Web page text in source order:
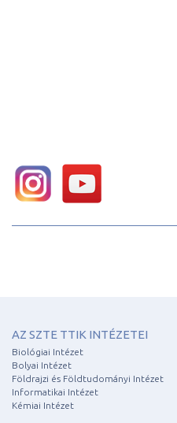
AZ SZTE TTIK INTÉZETEI
Biológiai Intézet
Bolyai Intézet
Földrajzi és Földtudományi Intézet
Informatikai Intézet
Kémiai Intézet